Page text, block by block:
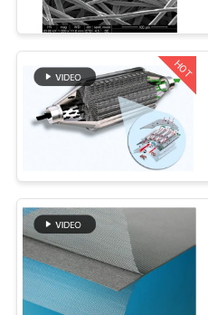
BLOG
СПРОСИТЕ
ЦИТАТУ
САЙТА
ПОЛИТИКА
УЕДИНЕНИЯ
волокна
Медные
HOT